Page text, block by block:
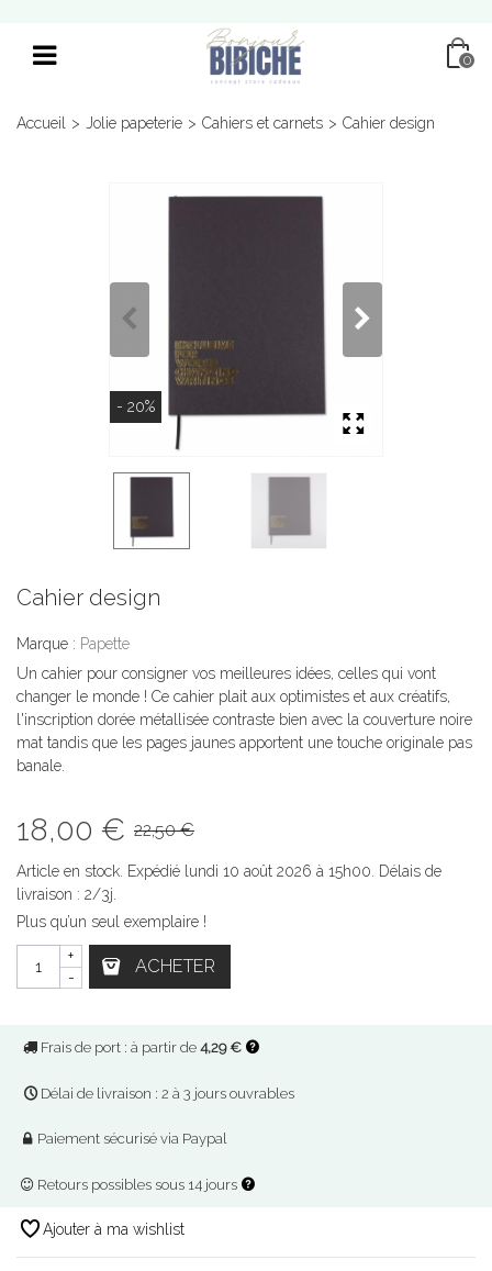
0
Accueil > Jolie papeterie > Cahiers et carnets > Cahier design
- 20%
Cahier design
Marque : Papette
Un cahier pour consigner vos meilleures idées, celles qui vont
changer le monde ! Ce cahier plait aux optimistes et aux créatifs,
l'inscription dorée métallisée contraste bien avec la couverture noire
mat tandis que les pages jaunes apportent une touche originale pas
banale.
18,00 € 22,50 €
Article en stock. Expédié lundi 10 août 2026 à 15h00. Délais de
livraison : 2/3j.
Plus qu’un seul exemplaire !
-
+ ACHETER
Frais de port : à partir de 4,29 €
Délai de livraison : 2 à 3 jours ouvrables
Paiement sécurisé via Paypal
Retours possibles sous 14 jours
Ajouter à ma wishlist